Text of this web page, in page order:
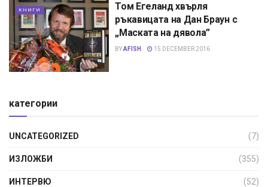
КНИГИ
Том Егеланд хвърля
ръкавицата на Дан Браун с
„Маската на дявола”
BYAFISH 15 DECEMBER 2016
категории
UNCATEGORIZED (7)
ИЗЛОЖБИ (355)
ИНТЕРВЮ (52)